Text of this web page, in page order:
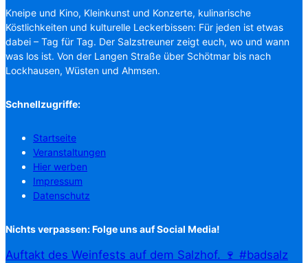
Kneipe und Kino, Kleinkunst und Konzerte, kulinarische
Köstlichkeiten und kulturelle Leckerbissen: Für jeden ist etwas
dabei – Tag für Tag. Der Salzstreuner zeigt euch, wo und wann
was los ist. Von der Langen Straße über Schötmar bis nach
Lockhausen, Wüsten und Ahmsen.
Schnellzugriffe:
Startseite
Veranstaltungen
Hier werben
Impressum
Datenschutz
Nichts verpassen: Folge uns auf Social Media!
Auftakt des Weinfests auf dem Salzhof. 🍷 #badsalz